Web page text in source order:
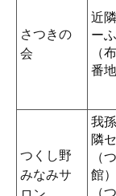
さつきの
会
近
ー
（
番
つくし野
みなみサ
我
隣
（
館）
（